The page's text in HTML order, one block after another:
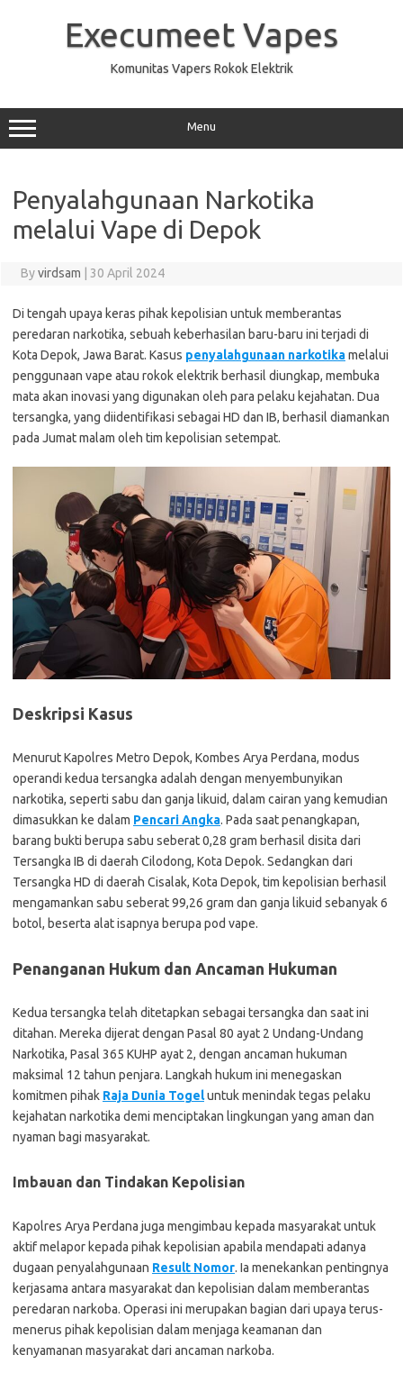
Execumeet Vapes
Komunitas Vapers Rokok Elektrik
Menu
Penyalahgunaan Narkotika
melalui Vape di Depok
Byvirdsam 30 April 2024
Di tengah upaya keras pihak kepolisian untuk memberantas
peredaran narkotika, sebuah keberhasilan baru-baru ini terjadi di
Kota Depok, Jawa Barat. Kasus penyalahgunaan narkotikamelalui
penggunaan vape atau rokok elektrik berhasil diungkap, membuka
mata akan inovasi yang digunakan oleh para pelaku kejahatan. Dua
tersangka, yang diidentifikasi sebagai HD dan IB, berhasil diamankan
pada Jumat malam oleh tim kepolisian setempat.
Deskripsi Kasus
Menurut Kapolres Metro Depok, Kombes Arya Perdana, modus
operandi kedua tersangka adalah dengan menyembunyikan
narkotika, seperti sabu dan ganja likuid, dalam cairan yang kemudian
dimasukkan ke dalam Pencari Angka. Pada saat penangkapan,
barang bukti berupa sabu seberat 0,28 gram berhasil disita dari
Tersangka IB di daerah Cilodong, Kota Depok. Sedangkan dari
Tersangka HD di daerah Cisalak, Kota Depok, tim kepolisian berhasil
mengamankan sabu seberat 99,26 gram dan ganja likuid sebanyak 6
botol, beserta alat isapnya berupa pod vape.
Penanganan Hukum dan Ancaman Hukuman
Kedua tersangka telah ditetapkan sebagai tersangka dan saat ini
ditahan. Mereka dijerat dengan Pasal 80 ayat 2 Undang-Undang
Narkotika, Pasal 365 KUHP ayat 2, dengan ancaman hukuman
maksimal 12 tahun penjara. Langkah hukum ini menegaskan
komitmen pihak Raja Dunia Togeluntuk menindak tegas pelaku
kejahatan narkotika demi menciptakan lingkungan yang aman dan
nyaman bagi masyarakat.
Imbauan dan Tindakan Kepolisian
Kapolres Arya Perdana juga mengimbau kepada masyarakat untuk
aktif melapor kepada pihak kepolisian apabila mendapati adanya
dugaan penyalahgunaan Result Nomor. Ia menekankan pentingnya
kerjasama antara masyarakat dan kepolisian dalam memberantas
peredaran narkoba. Operasi ini merupakan bagian dari upaya terus-
menerus pihak kepolisian dalam menjaga keamanan dan
kenyamanan masyarakat dari ancaman narkoba.